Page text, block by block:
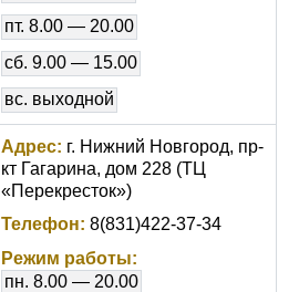
пт. 8.00 — 20.00
сб. 9.00 — 15.00
вс. выходной
Адрес: г. Нижний Новгород, пр-
кт Гагарина, дом 228 (ТЦ
«Перекресток»)
Телефон: 8(831)422-37-34
Режим работы:
пн. 8.00 — 20.00